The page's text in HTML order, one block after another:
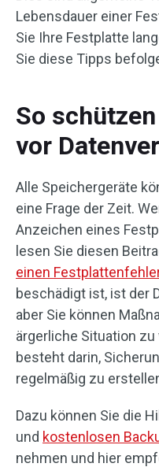
Lebensdauer einer
Sie Ihre Festplatte
Sie diese Tipps
So
vor
Alle Speichergeräte
eine Frage der Zeit.
Anzeichen eines
lesen Sie diesen
einen
beschädigt ist, ist der
aber Sie können
ärgerliche Situation
besteht darin,
regelmäßig zu
Dazu können Sie die
und kostenlosen
nehmen und hier